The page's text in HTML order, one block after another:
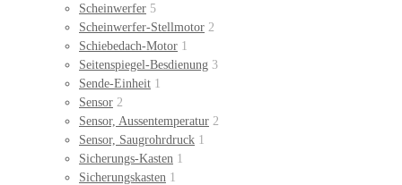
Scheinwerfer 5
Scheinwerfer-Stellmotor 2
Schiebedach-Motor 1
Seitenspiegel-Besdienung 3
Sende-Einheit 1
Sensor 2
Sensor, Aussentemperatur 2
Sensor, Saugrohrdruck 1
Sicherungs-Kasten 1
Sicherungskasten 1